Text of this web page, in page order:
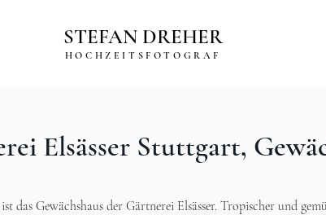
STEFAN DREHER
HOCHZEITSFOTOGRAF
Elsässer Stuttgart,
das Gewächshaus der Gärtnerei Elsässer. Tropischer und